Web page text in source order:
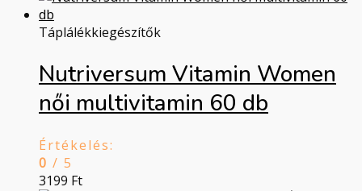
Táplálékkiegészítők
Nutriversum Vitamin Women
női multivitamin 60 db
Értékelés:
0 / 5
3199 Ft